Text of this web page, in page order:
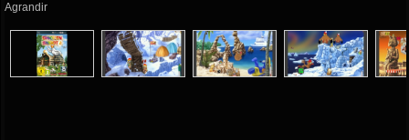
Agrandir